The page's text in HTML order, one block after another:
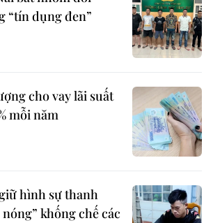
“tín dụng đen”
cho vay lãi suất
mỗi năm
hình sự thanh
khống chế các